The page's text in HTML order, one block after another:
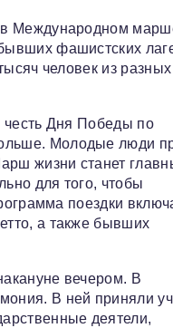
в Международном
фашистских
человек из разных
честь Дня Победы по
Молодые люди
жизни станет
для того, чтобы
поездки
а также бывших
вечером. В
В ней приняли
деятели,